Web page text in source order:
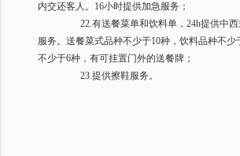
内交还客人。 16小时提供加急服务；
22.有送餐菜单和饮料单， 24h提供中
服务。送餐菜式品种不少于10种，饮料品种不少
不少于6种，有可挂置门外的送餐牌；
23.提供擦鞋服务。